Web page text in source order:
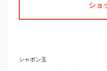
ショ
シャボン玉